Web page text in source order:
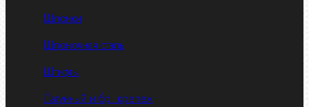
Шпонки
Шпоночная сталь
Штифты
Латунный и бр. крепеж